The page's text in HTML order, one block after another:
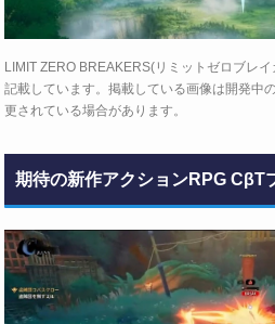
LIMIT ZERO BREAKERS(リミットゼロブレ
記載しています。掲載している画像は開発中
更されている場合があります。
期待の新作アクションRPG CβT